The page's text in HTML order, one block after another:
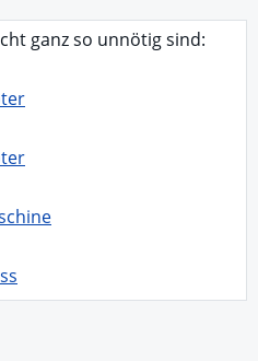
ganz so unnötig sind: